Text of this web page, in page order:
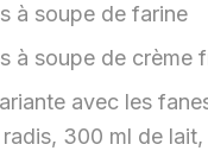
à soupe de farine
à soupe de crème
avec les
300 ml de